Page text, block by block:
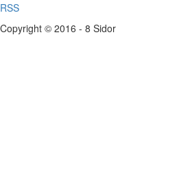
RSS
Copyright © 2016 - 8 Sidor